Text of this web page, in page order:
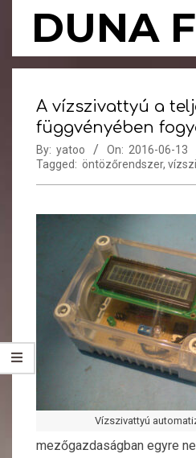
DUNA
Primary
MenuA vízszivattyú a
függvényében
By: yatoo On: 2016-06-13
Tagged: öntözőrendszer,
Vízszivattyú
mezőgazdaságban egyre